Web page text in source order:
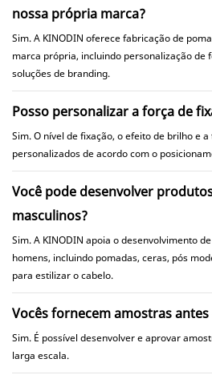
nossa própria marca?
Sim. A KINODIN oferece fabricação de
marca própria, incluindo personalização de
soluções de branding.
Posso personalizar a força de
Sim. O nível de fixação, o efeito de brilho e
personalizados de acordo com o
Você pode desenvolver
masculinos?
Sim. A KINODIN apoia o desenvolvimento
homens, incluindo pomadas, ceras, pós
para estilizar o cabelo.
Vocês fornecem amostras
Sim. É possível desenvolver e aprovar
larga escala.